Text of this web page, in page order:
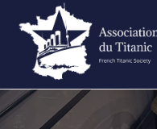
content